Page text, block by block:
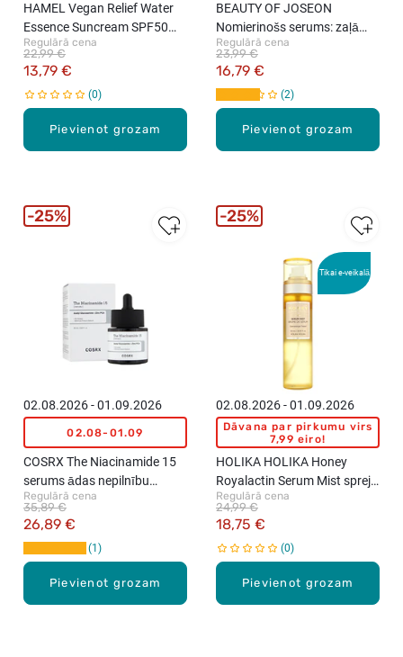
Pievienot grozam
HAMEL Vegan Relief Water
Essence Suncream SPF50
saules aizsargkrēms, 50ml
Regulārā cena
13,79 €
22,99 €
0
Pievienot grozam
BEAUTY OF JOSEON
Nomierinošs serums: zaļā
tēja + pantenols, 30ml
Regulārā cena
16,79 €
23,99 €
2
Pievienot grozam
02.08.2026 - 01.09.2026
02.08-01.09
COSRX The Niacinamide 15
serums ādas nepilnību
novēršanai, 20ml
Regulārā cena
26,89 €
35,89 €
1
25%
Tikai e-veikalā
Pievienot grozam
02.08.2026 - 01.09.2026
Dāvana par pirkumu virs
7,99 eiro!
HOLIKA HOLIKA Honey
Royalactin Serum Mist sprejs
sejai, 120ml
Regulārā cena
18,75 €
24,99 €
0
25%